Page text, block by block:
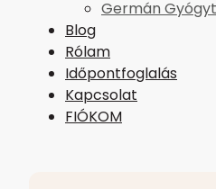
Germán
Blog
Rólam
Időpontfoglalás
Kapcsolat
FIÓKOM